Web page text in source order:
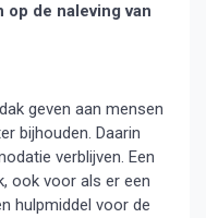
de naleving van
geven aan mensen
bijhouden. Daarin
verblijven. Een
ook voor als er een
hulpmiddel voor de